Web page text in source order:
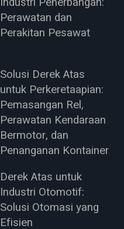
Perawatan dan
Perakitan Pesawat
Solusi Derek Atas
untuk Perkeretaapian:
Pemasangan Rel,
Perawatan Kendaraan
Bermotor, dan
Penanganan Kontainer
Derek Atas untuk
Industri Otomotif:
Solusi Otomasi yang
Efisien